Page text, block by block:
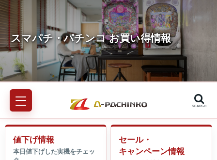
SEARCH
値下げ情報
セール・
キャンペーン情報